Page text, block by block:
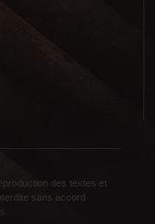
des textes et
sans accord